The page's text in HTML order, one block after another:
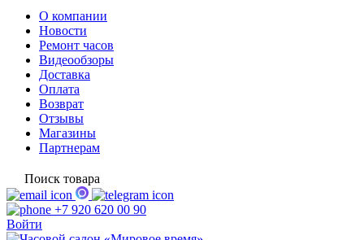
О компании
Новости
Ремонт часов
Видеообзоры
Доставка
Оплата
Возврат
Отзывы
Магазины
Партнерам
Поиск товара
+7 920 620 00 90
Войти